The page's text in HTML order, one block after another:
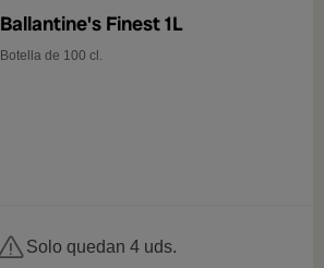
Ballantine's Finest 1L
Botella de 100 cl.
Solo quedan 4 uds.